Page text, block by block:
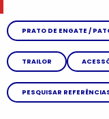
PRATO DE ENGATE /
TRAILOR
PESQUISAR